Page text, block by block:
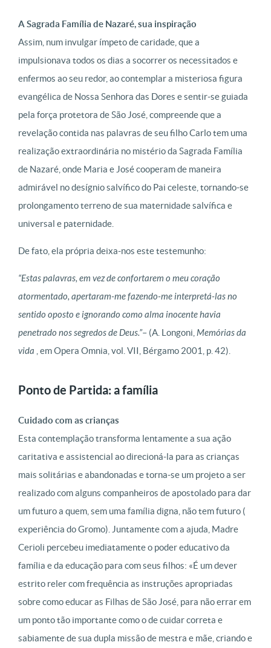
A Sagrada Família de Nazaré, sua inspiração
Assim, num invulgar ímpeto de caridade, que a
impulsionava todos os dias a socorrer os necessitados e
enfermos ao seu redor, ao contemplar a misteriosa figura
evangélica de Nossa Senhora das Dores e sentir-se guiada
pela força protetora de São José, compreende que a
revelação contida nas palavras de seu filho Carlo tem uma
realização extraordinária no mistério da Sagrada Família
de Nazaré, onde Maria e José cooperam de maneira
admirável no desígnio salvífico do Pai celeste, tornando-se
prolongamento terreno de sua maternidade salvífica e
universal e paternidade.
De fato, ela própria deixa-nos este testemunho:
“Estas palavras, em vez de confortarem o meu coração
atormentado, apertaram-me fazendo-me interpretá-las no
sentido oposto e ignorando como alma inocente havia
penetrado nos segredos de Deus.”– (A. Longoni, Memórias da
vida , em Opera Omnia, vol. VII, Bérgamo 2001, p. 42).
Ponto de Partida: a família
Cuidado com as crianças
Esta contemplação transforma lentamente a sua ação
caritativa e assistencial ao direcioná-la para as crianças
mais solitárias e abandonadas e torna-se um projeto a ser
realizado com alguns companheiros de apostolado para dar
um futuro a quem, sem uma família digna, não tem futuro (
experiência do Gromo). Juntamente com a ajuda, Madre
Cerioli percebeu imediatamente o poder educativo da
família e da educação para com seus filhos: «É um dever
estrito reler com frequência as instruções apropriadas
sobre como educar as Filhas de São José, para não errar em
um ponto tão importante como o de cuidar correta e
sabiamente de sua dupla missão de mestra e mãe, criando e